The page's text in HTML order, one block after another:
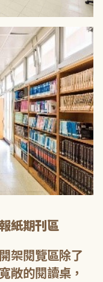
紙期刊區
架閱覽區除了
敞的閱讀桌，